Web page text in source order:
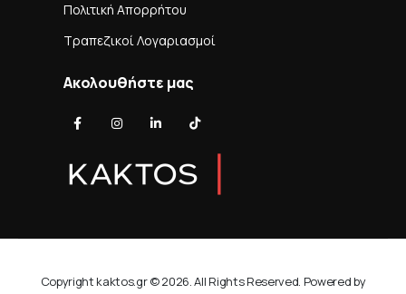
Πολιτική Απορρήτου
Τραπεζικοί Λογαριασμοί
Ακολουθήστε μας
Copyright kaktos.gr © 2026. All Rights Reserved. Powered by